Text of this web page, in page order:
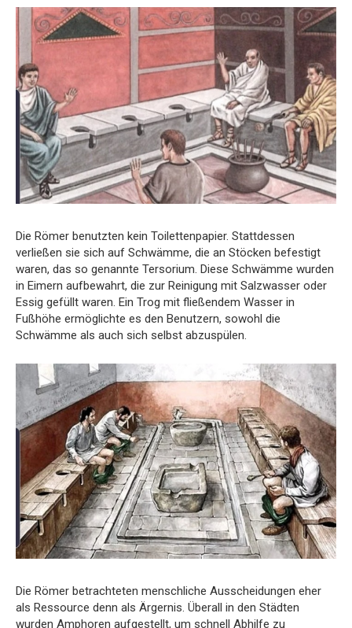
Die Römer benutzten kein Toilettenpapier. Stattdessen
verließen sie sich auf Schwämme, die an Stöcken befestigt
waren, das so genannte Tersorium. Diese Schwämme wurden
in Eimern aufbewahrt, die zur Reinigung mit Salzwasser oder
Essig gefüllt waren. Ein Trog mit fließendem Wasser in
Fußhöhe ermöglichte es den Benutzern, sowohl die
Schwämme als auch sich selbst abzuspülen.
Die Römer betrachteten menschliche Ausscheidungen eher
als Ressource denn als Ärgernis. Überall in den Städten
wurden Amphoren aufgestellt, um schnell Abhilfe zu